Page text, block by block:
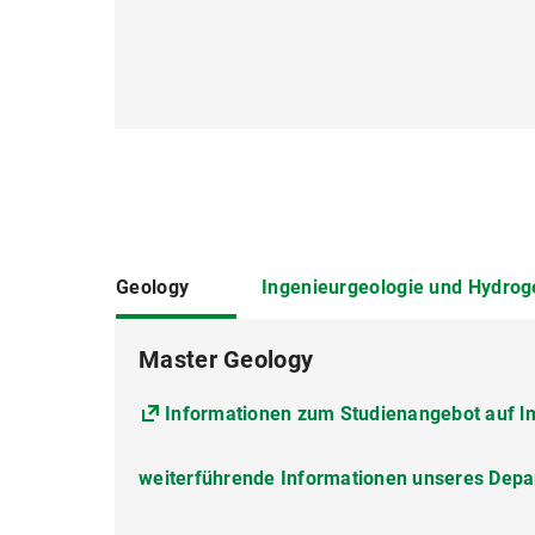
Geology Ingenieurgeologie und
Master Geology
Informationen zum Studienangebot auf
weiterführende Informationen unseres
Informationen zum Studienangebot auf
weiterführende Informationen auf der
Weitere Informationen auf der
weiterführende Informationen des